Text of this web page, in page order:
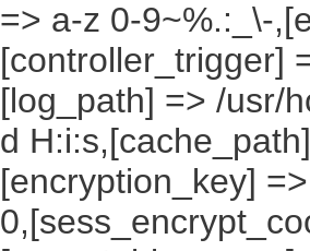
=> a-z 0-9~%.:_\-
[controller_trigger]
[log_path] => /usr/
d
[encryption_key]